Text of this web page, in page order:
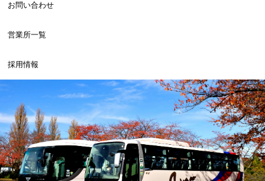
お問い合わせ
営業所一覧
採用情報